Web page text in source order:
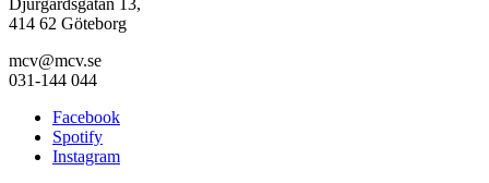
Djurgårdsgatan 13,
414 62 Göteborg
mcv@mcv.se
031-144 044
Facebook
Spotify
Instagram